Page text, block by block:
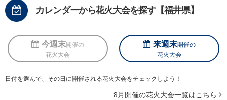
カレンダーから花火大会を探す【福井県】
今週末開催の
花火大会
来週末開催の
花火大会
日付を選んで、その日に開催される花火大会をチェックしよう！
8月開催の花火大会一覧はこちら